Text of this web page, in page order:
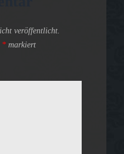
veröffentlicht.
* markiert